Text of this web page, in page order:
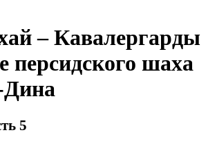
– Кавалергарды
персидского шаха
Дина
5